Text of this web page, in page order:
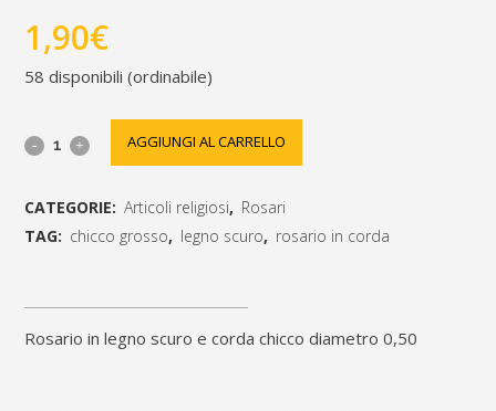
1,90€
58 disponibili (ordinabile)
rosario
e
corda
AGGIUNGI AL CARRELLO
CATEGORIE: Articoli religiosi, Rosari
TAG: chicco grosso, legno scuro, rosario in corda
rosario in legno scuro e corda chicco diametro 0,50